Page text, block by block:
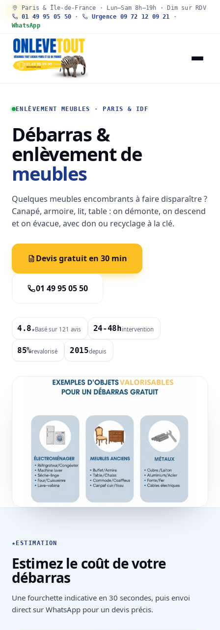
Paris & Île-de-France · Lun–Sam 8h–19h · Dim sur RDV
01 49 95 05 50 · Urgence 09 72 12 09 21 ·
WhatsApp
ENLÈVEMENT MEUBLES · PARIS & IDF
Débarras &
enlèvement de
meubles
Quelques meubles encombrants à faire disparaître ?
Canapé, armoire, lit, table : on démonte, on descend
et on évacue, avec don ou recyclage à la clé.
Devis gratuit en 30 min
01 49 95 05 50
4.8★Basé sur 121 avis 24-48hintervention
85%revalorisé 2015depuis
★ ESTIMATION
Estimez le coût de votre
débarras
Une fourchette indicative en 30 secondes, puis envoi
direct sur WhatsApp pour un devis précis.
30 SEC